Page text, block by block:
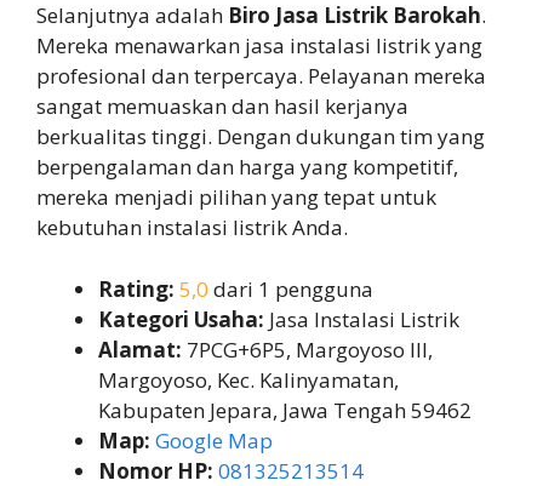
Selanjutnya adalah Biro Jasa Listrik Barokah.
Mereka menawarkan jasa instalasi listrik yang
profesional dan terpercaya. Pelayanan mereka
sangat memuaskan dan hasil kerjanya
berkualitas tinggi. Dengan dukungan tim yang
berpengalaman dan harga yang kompetitif,
mereka menjadi pilihan yang tepat untuk
kebutuhan instalasi listrik Anda.
Rating: 5,0 dari 1 pengguna
Kategori Usaha: Jasa Instalasi Listrik
Alamat: 7PCG+6P5, Margoyoso III,
Margoyoso, Kec. Kalinyamatan,
Kabupaten Jepara, Jawa Tengah 59462
Map: Google Map
Nomor HP: 081325213514